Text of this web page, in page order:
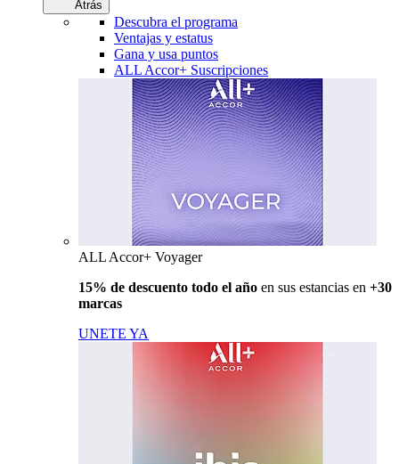
Atrás
Descubra el programa
Ventajas y estatus
Gana y usa puntos
ALL Accor+ Suscripciones
ALL Accor+ Voyager
15% de descuento todo el año en sus estancias en +30
marcas
UNETE YA